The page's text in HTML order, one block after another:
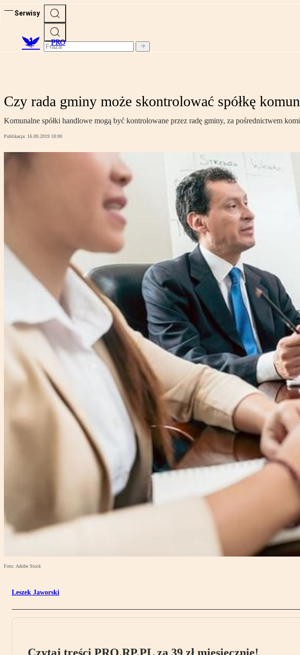
Serwisy
PRO
Czy rada gminy może skontrolować spółkę
Komunalne spółki handlowe mogą być kontrolowane przez radę gminy, za pośrednictwem
Publikacja: 16.09.2019 18:00
Foto: Adobe Stock
Leszek Jaworski